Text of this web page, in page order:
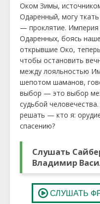
Оком Зимы,
Одаренный, могу
— проклятие. Империя
Одаренных, боясь
открывшие Око,
чтобы остановить
между лояльностью
шепотом шаманов,
выбор — это выбор
судьбой
решать — кто я:
спасению?
Слушать
Владимир